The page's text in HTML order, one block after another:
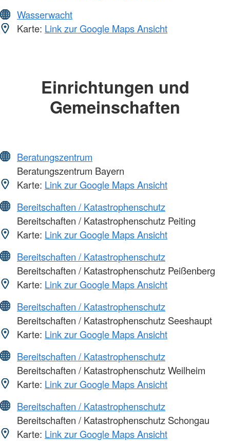
Wasserwacht
Karte: Link zur Google Maps Ansicht
Einrichtungen und
Gemeinschaften
Beratungszentrum
Beratungszentrum Bayern
Karte: Link zur Google Maps Ansicht
Bereitschaften / Katastrophenschutz
Bereitschaften / Katastrophenschutz Peiting
Karte: Link zur Google Maps Ansicht
Bereitschaften / Katastrophenschutz
Bereitschaften / Katastrophenschutz Peißenberg
Karte: Link zur Google Maps Ansicht
Bereitschaften / Katastrophenschutz
Bereitschaften / Katastrophenschutz Seeshaupt
Karte: Link zur Google Maps Ansicht
Bereitschaften / Katastrophenschutz
Bereitschaften / Katastrophenschutz Weilheim
Karte: Link zur Google Maps Ansicht
Bereitschaften / Katastrophenschutz
Bereitschaften / Katastrophenschutz Schongau
Karte: Link zur Google Maps Ansicht